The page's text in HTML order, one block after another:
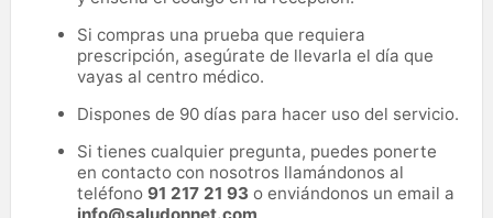
Si compras una prueba que requiera
prescripción, asegúrate de llevarla el día que
vayas al centro médico.
Dispones de 90 días para hacer uso del servicio.
Si tienes cualquier pregunta, puedes ponerte
en contacto con nosotros llamándonos al
teléfono 91 217 21 93 o enviándonos un email a